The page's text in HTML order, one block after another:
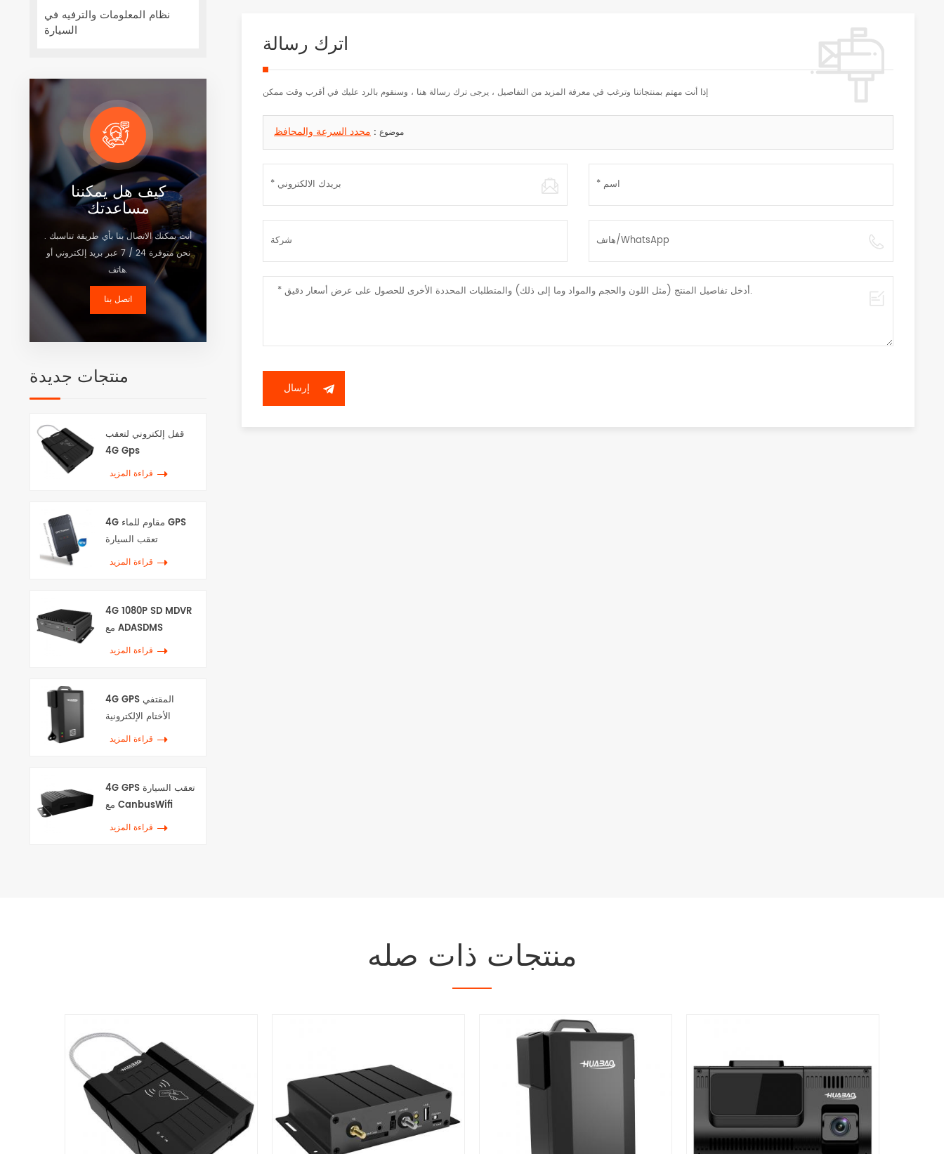
نظام المعلومات والترفيه في
السيارة
كيف هل يمكننا
مساعدتك
أنت يمكنك الاتصال بنا بأي طريقة تناسبك .
نحن متوفرة 24 / 7 عبر بريد إلكتروني أو
هاتف.
اتصل بنا
منتجات جديدة
قفل إلكتروني لتعقب
4G Gps
قراءة المزيد
4G مقاوم للماء GPS
تعقب السيارة
قراءة المزيد
4G 1080P SD MDVR
مع ADASDMS
قراءة المزيد
4G GPS المقتفي
الأختام الإلكترونية
قراءة المزيد
4G GPS تعقب السيارة
مع CanbusWifi
قراءة المزيد
اترك رسالة
إذا أنت مهتم بمنتجاتنا وترغب في معرفة المزيد من التفاصيل ، يرجى ترك رسالة هنا ، وسنقوم بالرد عليك في أقرب وقت ممكن
موضوع : محدد السرعة والمحافظ
منتجات ذات صله